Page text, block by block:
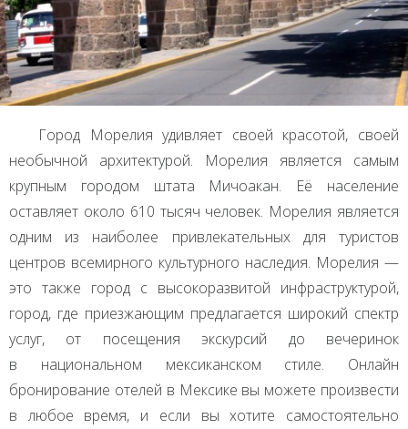
Город Морелия удивляет своей красотой, своей
необычной архитектурой. Морелия является самым
крупным городом штата Мичоакан. Её население
оставляет около 610 тысяч человек. Морелия является
одним из наиболее привлекательных для туристов
центров всемирного культурного наследия. Морелия —
это также город с высокоразвитой инфраструктурой,
город, где приезжающим предлагается широкий спектр
услуг, от посещения экскурсий до вечеринок
в национальном мексиканском стиле. Онлайн
бронирование отелей в Мексике вы можете произвести
в любое время, и если вы хотите самостоятельно